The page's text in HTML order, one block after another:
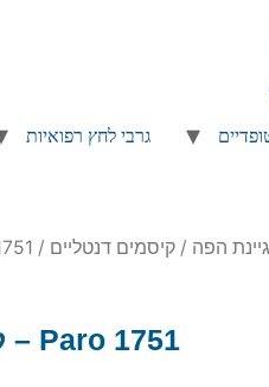
גרבי לחץ רפואיות
הפה / קיסמים דנטליים / Paro 1751 – קיסמי עץ דקים במיוחד
Paro 1751 – קיסמי עץ דקים במיוחד